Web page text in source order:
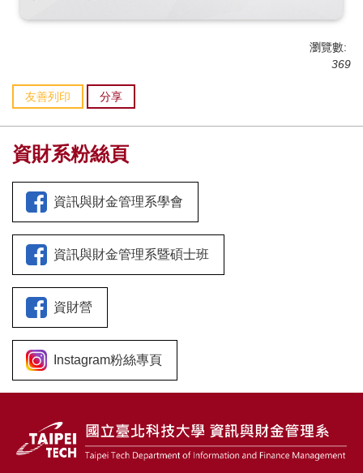
瀏覽數:
369
友善列印 分享
資財系粉絲頁
資訊與財金管理系學會
資訊與財金管理系暨碩士班
資財營
Instagram粉絲專頁